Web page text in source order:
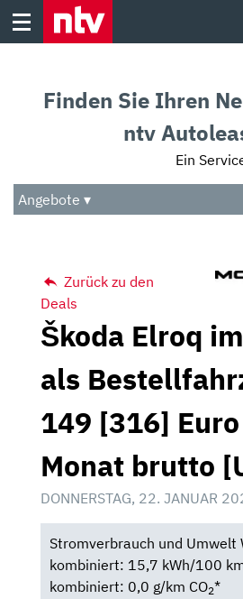
Skip
Audio
Das Beste
Finden Sie Ihren
ntv
Ein
Angebote ▾
Zurück zu den
Deals
Škoda Elroq
als
149 [316]
Monat brutto
DONNERSTAG, 22. JANUAR
Stromverbrauch und Umwelt
kombiniert: 15,7 kWh/100
kombiniert: 0,0 g/km CO2*